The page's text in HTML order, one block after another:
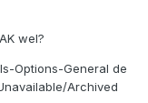
wel?
Options-General de
Archived